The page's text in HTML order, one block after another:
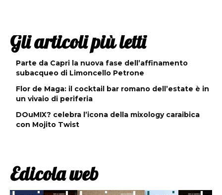
Gli articoli più letti
Parte da Capri la nuova fase dell’affinamento
subacqueo di Limoncello Petrone
Flor de Maga: il cocktail bar romano dell’estate è in
un vivaio di periferia
DOuMIX? celebra l’icona della mixology caraibica
con Mojito Twist
Edicola web